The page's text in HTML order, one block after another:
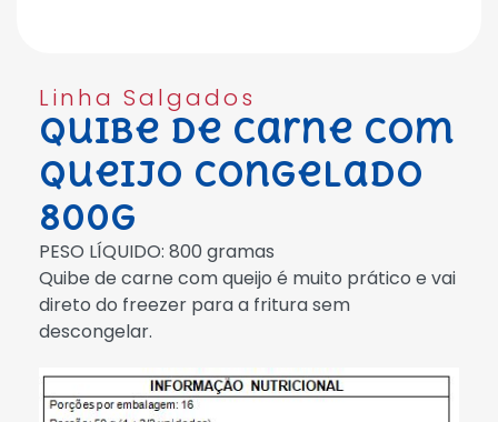
Linha Salgados
Quibe de Carne com
Queijo Congelado
800g
PESO LÍQUIDO: 800 gramas
Quibe de carne com queijo é muito prático e vai
direto do freezer para a fritura sem
descongelar.